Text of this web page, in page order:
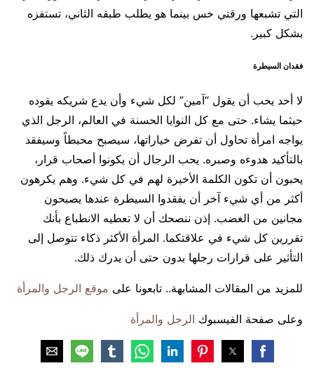
التي تشبعها ورقتي خس بينما هو يطلب طبقه الثاني، تستفزه
بشكل كبير.
فقدان السيطرة
لا أحد يحب أن يقول “آمين” لكل شيء وأن يدع شريكه يقوده
حيثما يشاء. حتى مع كل النوايا الحسنة في العالم، الرجل الذي
يواجه امرأة تحاول أن تفرض خياراتها، سيصبح محبطاً وسيفقد
بالتأكيد هدوءه وصبره. يحب الرجال أن يكونوا أصحاب قرار،
يحبون أن تكون الكلمة الأخيرة لهم في كل شيء. وهم يكرهون
أكثر من أي شيء آخر أن يفقدوا السيطرة عندها يصبحون
مجانين من الغضب. إذن ننصحك أن لا تعطيه الانطباع بأنك
تقررين كل شيء في علاقتكما. المرأة الأكثر ذكاء تتوصل إلى
التأثير على قرارات رجلها بدون حتى أن يدرك ذلك.
للمزيد من المقالات المشابهة.. تابعونا على موقع الرجل والمرأة
وعلى صفحة الفيسبوك الرجل والمرأة